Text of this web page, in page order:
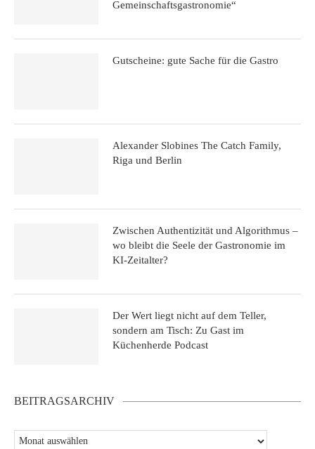
Gemeinschaftsgastronomie“
Gutscheine: gute Sache für die Gastro
Alexander Slobines The Catch Family,
Riga und Berlin
Zwischen Authentizität und Algorithmus –
wo bleibt die Seele der Gastronomie im
KI-Zeitalter?
Der Wert liegt nicht auf dem Teller,
sondern am Tisch: Zu Gast im
Küchenherde Podcast
BEITRAGSARCHIV